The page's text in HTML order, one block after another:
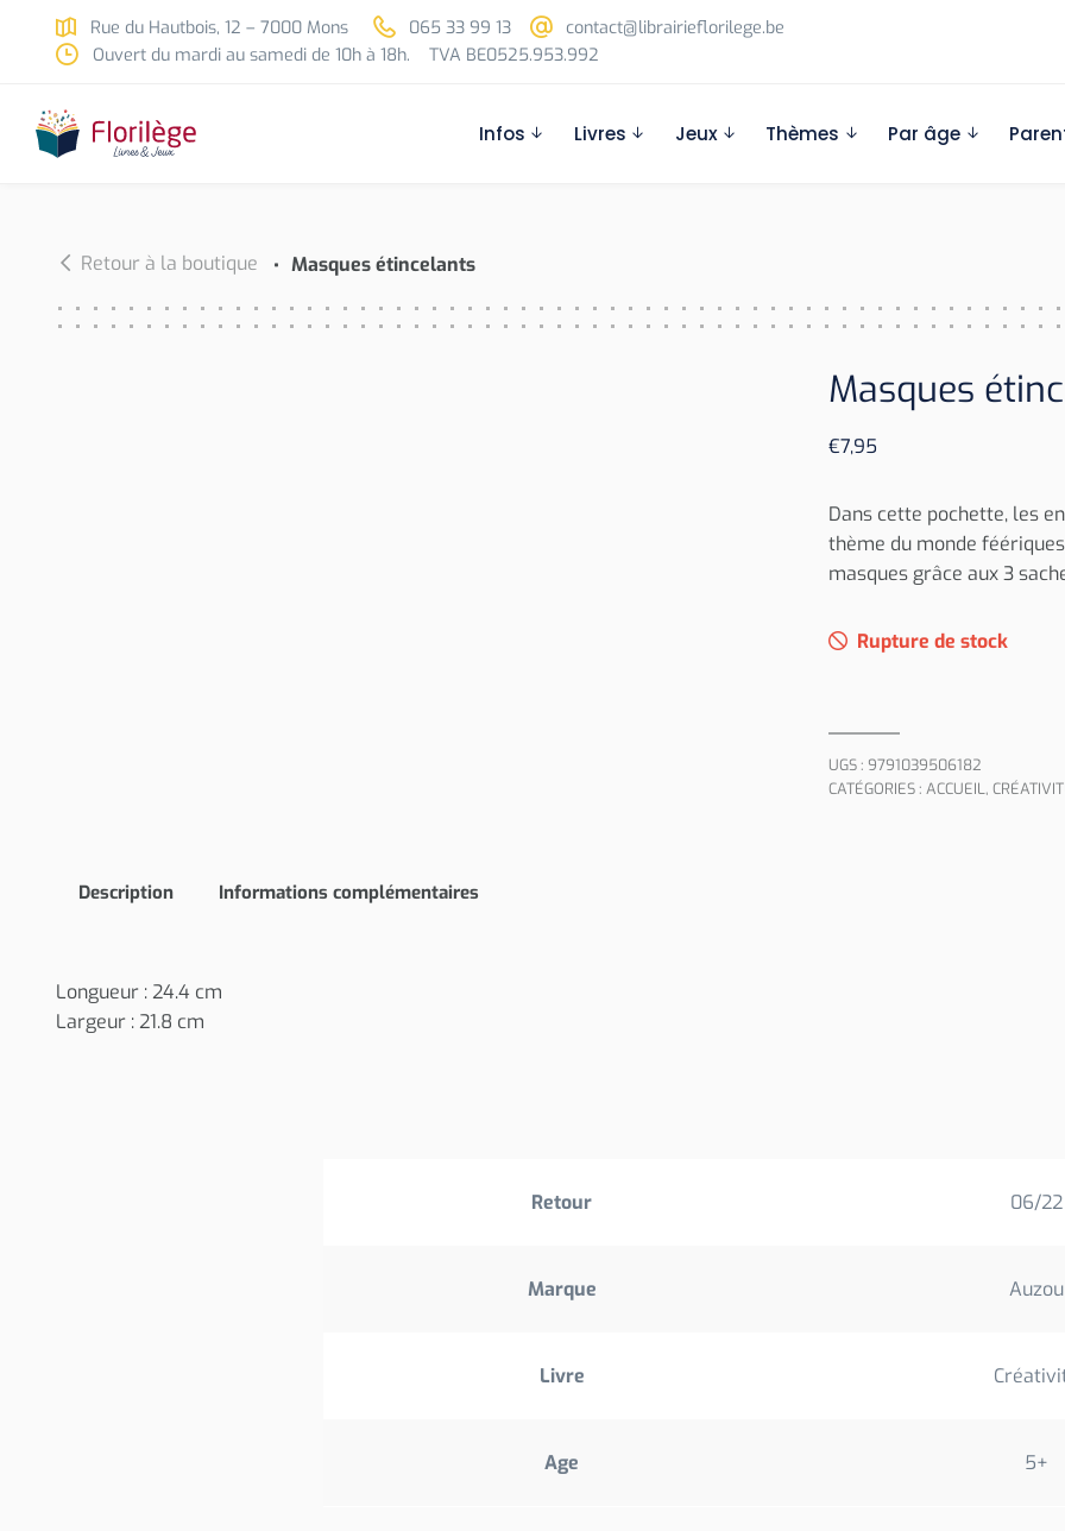
Skip to main content
Rue du Hautbois, 12 – 7000 Mons 065 33 99 13
contact@librairieflorilege.be
Ouvert du mardi au samedi de 10h à 18h.
TVA BE0525.953.992
Infos Livres Jeux Thèmes Par âge
Retour à la boutique Masques étincelants
Masques
€7,95
Dans cette pochette, les
thème du monde
masques grâce aux 3
Rupture de stock
UGS : 9791039506182
CATÉGORIES : ACCUEIL,
Description Informations complémentaires
Longueur : 24.4 cm
Largeur : 21.8 cm
Retour 06/22
Marque Auzou
Livre
Age 5+